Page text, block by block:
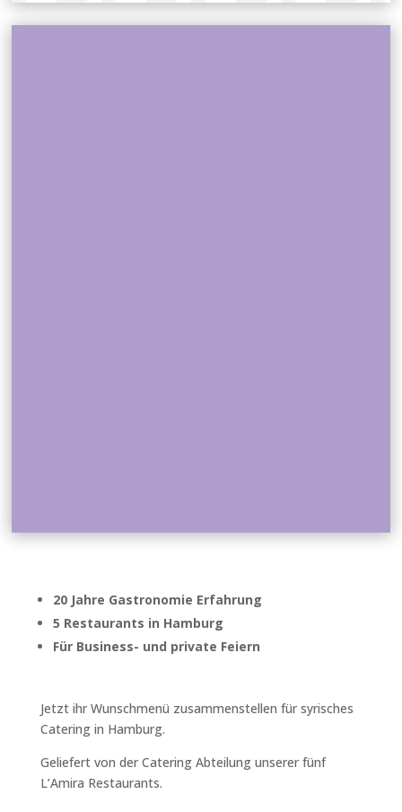
20 Jahre Gastronomie Erfahrung
5 Restaurants in Hamburg
Für Business- und private Feiern
Jetzt ihr Wunschmenü zusammenstellen für syrisches
Catering in Hamburg.
Geliefert von der Catering Abteilung unserer fünf
L’Amira Restaurants.